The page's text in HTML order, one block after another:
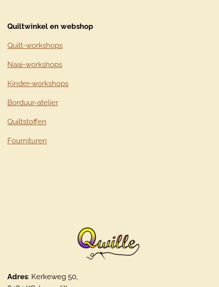
Quiltwinkel en webshop
Quilt-workshops
Naai-workshops
Kinder-workshops
Borduur-atelier
Quiltstoffen
Fournituren
Adres: Kerkeweg 50,